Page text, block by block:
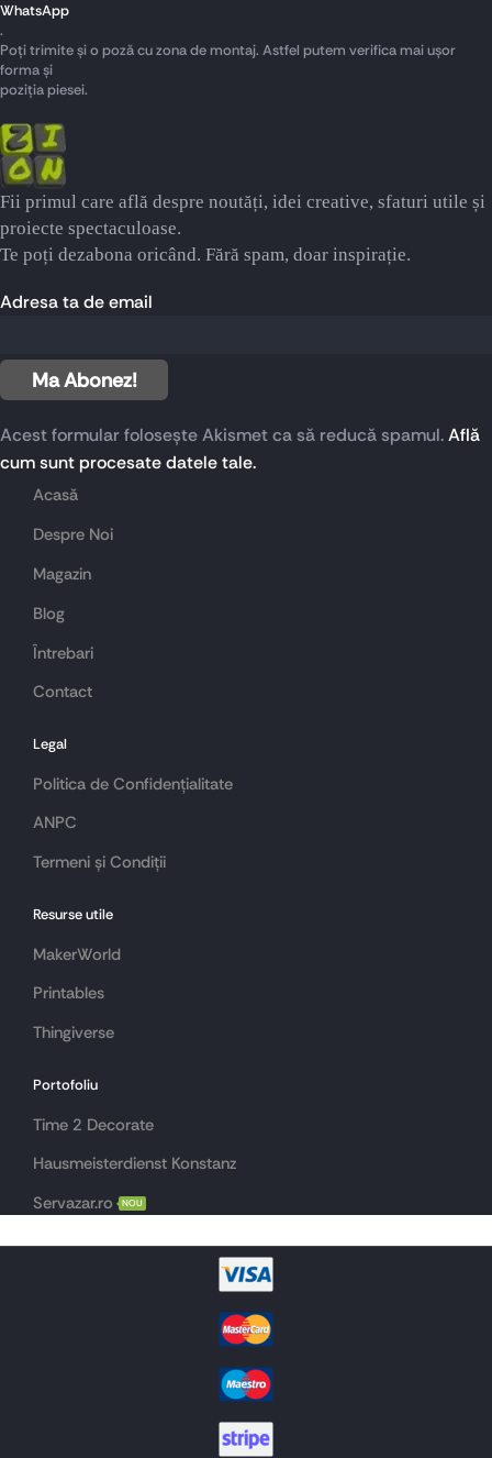
WhatsApp
.
Poți trimite și o poză cu zona de montaj. Astfel putem verifica mai ușor
forma și
poziția piesei.
Fii primul care află despre noutăți, idei creative, sfaturi utile și
proiecte spectaculoase.
Te poți dezabona oricând. Fără spam, doar inspirație.
Adresa ta de email
Acest formular folosește Akismet ca să reducă spamul.Află
cum sunt procesate datele tale.
Acasă
Despre Noi
Magazin
Blog
Întrebari
Contact
Legal
Politica de Confidențialitate
ANPC
Termeni și Condiții
Resurse utile
MakerWorld
Printables
Thingiverse
Portofoliu
Time 2 Decorate
Hausmeisterdienst Konstanz
Servazar.ro
NOU